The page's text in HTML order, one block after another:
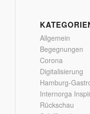
Allgemein
Begegnungen
Corona
Digitalisierung
Hamburg-
Internorga
Rückschau